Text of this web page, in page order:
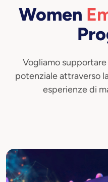
Women
Vogliamo
potenziale attraverso
esperienze di